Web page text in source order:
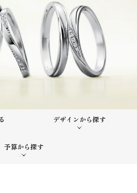
デザインから探す
予算から探す